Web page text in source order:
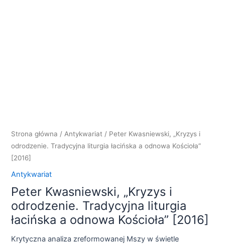
Strona główna / Antykwariat / Peter Kwasniewski, „Kryzys i
odrodzenie. Tradycyjna liturgia łacińska a odnowa Kościoła”
[2016]
Antykwariat
Peter Kwasniewski, „Kryzys i
odrodzenie. Tradycyjna liturgia
łacińska a odnowa Kościoła” [2016]
Krytyczna analiza zreformowanej Mszy w świetle